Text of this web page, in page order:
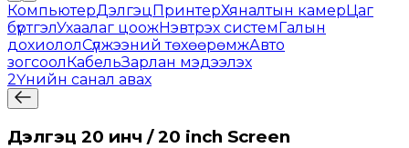
КомпьютерДэлгэцПринтерХяналтын камерЦаг
бүртгэлУхаалаг цоожНэвтрэх системГалын
дохиололСүлжээний төхөөрөмжАвто
зогсоолКабельЗарлан мэдээлэх
2Үнийн санал авах
Дэлгэц 20 инч / 20 inch Screen